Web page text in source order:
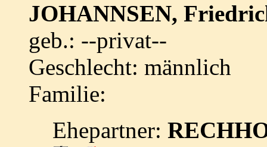
JOHANNSEN,
geb.: --privat--
Geschlecht: männlich
Familie:
Ehepartner: